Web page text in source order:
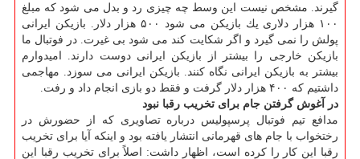
گیرند. مشخص نیست این وسط چه چیزی رد و بدل می شود كه مبلغ
۱۰۰ هزار دلاری یك بازیكن می شود ۵۰۰ هزار دلار. بازیكن ایرانی
پولش را نمی گیرد و اگر شكایت كند می شود بی غیرت. در فوتبال ما
بازیكن خارجی را بیشتر از بازیكن ایرانی دوست دارند. امیدوارم
بیشتر به بازیكن ایرانی نگاه كنند. بازیكن ایرانی می سوزد. مهاجمی
داشتیم كه ۴۰۰ هزار دلار گرفت و فقط دو بازی انجام داد و رفت.
در آغوش گرفتن جام برای تخریب رقبا نبود
مدافع تیم فوتبال پرسپولیس درباره تصاویری كه از حضورش در
رختخواب با جام های قهرمانی انتشار یافته بود و اینكه آیا برای تخریب
رقبا این كار را كرده است، اظهار داشت: اصلاً برای تخریب رقبا این